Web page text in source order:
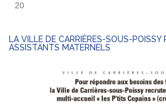
20
LA VILLE DE CARRIÈRES-SOUS-POISSY
ASSISTANTS MATERNELS